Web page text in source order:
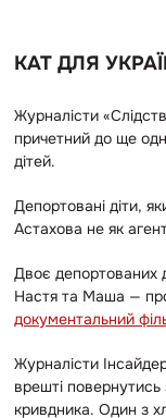
КАТ ДЛЯ
Журналісти
причетний до ще
дітей.
Депортовані діти,
Астахова не як
Двоє депортованих
Настя та Маша —
документальний
Журналісти
врешті повернутись
кривдника. Один з